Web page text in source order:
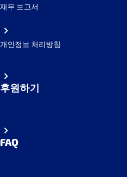
재무 보고서
개인정보 처리방침
후원하기
FAQ